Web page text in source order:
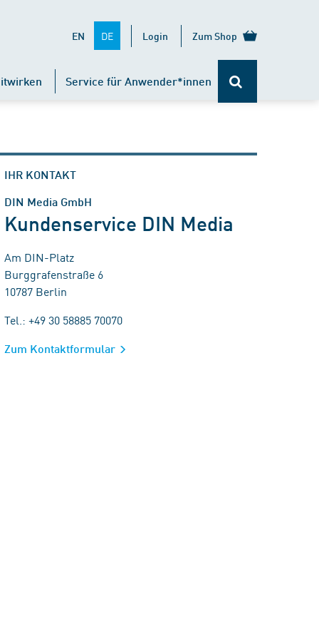
EN DE Login Zum Shop
Service für Anwender*innen
IHR KONTAKT
DIN Media GmbH
Kundenservice DIN Media
Am DIN-Platz
Burggrafenstraße 6
10787 Berlin
Tel.: +49 30 58885 70070
Zum Kontaktformular